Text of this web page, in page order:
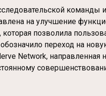
команды
на улучшение
позволила
переход на
Network, направленная